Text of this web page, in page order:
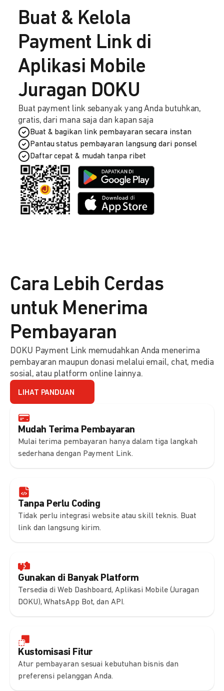
Buat & Kelola
Payment Link di
Aplikasi Mobile
Juragan DOKU
Buat payment link sebanyak yang Anda butuhkan,
gratis, dari mana saja dan kapan saja
Buat & bagikan link pembayaran secara instan
Pantau status pembayaran langsung dari ponsel
Daftar cepat & mudah tanpa ribet
Mudah Terima Pembayaran
Mulai terima pembayaran hanya dalam tiga langkah
sederhana dengan Payment Link.
Tanpa Perlu Coding
Tidak perlu integrasi website atau skill teknis. Buat
link dan langsung kirim.
Gunakan di Banyak Platform
Tersedia di Web Dashboard, Aplikasi Mobile (Juragan
DOKU), WhatsApp Bot, dan API.
Kustomisasi Fitur
Atur pembayaran sesuai kebutuhan bisnis dan
preferensi pelanggan Anda.
Cara Lebih Cerdas
untuk Menerima
Pembayaran
DOKU Payment Link memudahkan Anda menerima
pembayaran maupun donasi melalui email, chat, media
sosial, atau platform online lainnya.
LIHAT PANDUAN